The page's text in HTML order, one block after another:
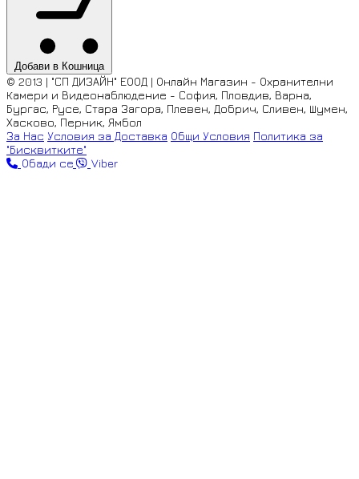
Добави в Кошница
© 2013 | "СП ДИЗАЙН" ЕООД | Онлайн Магазин - Охранителни
Камери и Видеонаблюдение - София, Пловдив, Варна,
Бургас, Русе, Стара Загора, Плевен, Добрич, Сливен, Шумен,
Хасково, Перник, Ямбол
За Нас Условия за Доставка Общи Условия Политика за
"Бисквитките"
Обади се
Viber